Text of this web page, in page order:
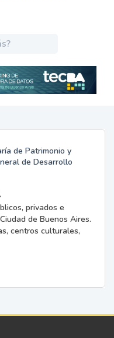
de Patrimonio y
de Desarrollo
privados e
de Buenos Aires.
centros culturales,